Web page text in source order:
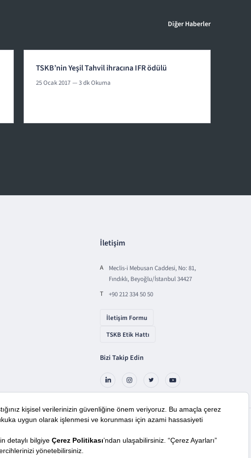
TSKB’nin Yeşil Tahvil ihracına IFR ödülü
25 Ocak 2017 — 3 dk Okuma
Diğer Haberler
İletişim
A
Meclis-i Mebusan Caddesi, No: 81,
Fındıklı, Beyoğlu/İstanbul 34427
T
+90 212 334 50 50
İletişim Formu
TSKB Etik Hattı
Bizi Takip Edin